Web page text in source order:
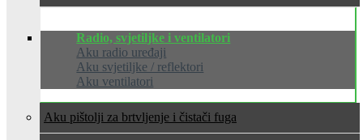
Radio, svjetiljke i ventilatori
Aku radio uređaji
Aku svjetiljke / reflektori
Aku ventilatori
Aku pištolji za brtvljenje i čistači fuga